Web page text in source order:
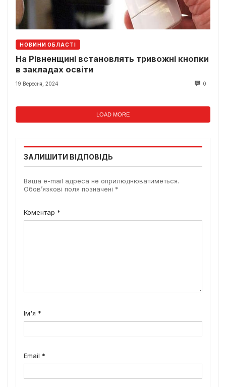
НОВИНИ ОБЛАСТІ
На Рівненщині встановлять тривожні кнопки
в закладах освіти
19 Вересня, 2024 0
LOAD MORE
ЗАЛИШИТИ ВІДПОВІДЬ
Ваша e-mail адреса не оприлюднюватиметься.
Обов’язкові поля позначені *
Коментар *
Ім'я *
Email *